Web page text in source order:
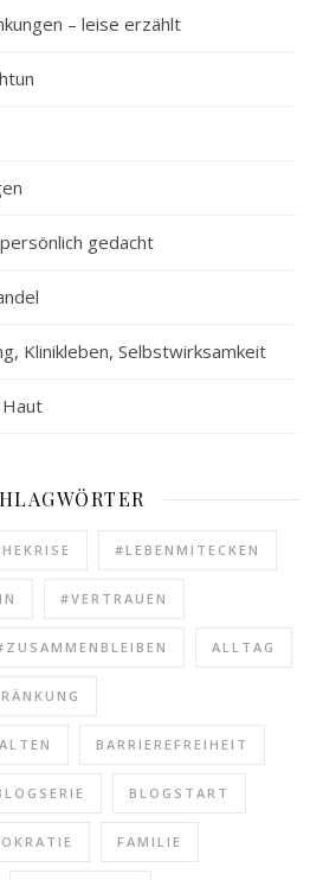
– leise erzählt
gedacht
Klinikleben, Selbstwirksamkeit
#LEBENMITECKEN
#VERTRAUEN
ALLTAG
BARRIEREFREIHEIT
BLOGSTART
FAMILIE